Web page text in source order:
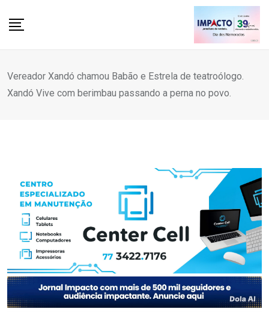
Vereador Xandó chamou Babão e Estrela de teatroólogo.
Xandó Vive com berimbau passando a perna no povo.